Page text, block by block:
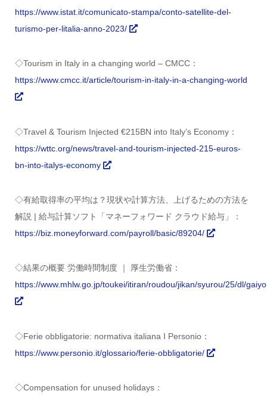
https://www.istat.it/comunicato-stampa/conto-satellite-del-
turismo-per-litalia-anno-2023/
◇Tourism in Italy in a changing world – CMCC：
https://www.cmcc.it/article/tourism-in-italy-in-a-changing-world
◇Travel & Tourism Injected €215BN into Italy’s Economy：
https://wttc.org/news/travel-and-tourism-injected-215-euros-
bn-into-italys-economy
◇有給取得率の平均は？現状や計算方法、上げるための方法を
解説 | 給与計算ソフト「マネーフォワード クラウド給与」：
https://biz.moneyforward.com/payroll/basic/89204/
◇結果の概要 労働時間制度 ｜ 厚生労働省：
https://www.mhlw.go.jp/toukei/itiran/roudou/jikan/syurou/25/dl/
◇Ferie obbligatorie: normativa italiana I Personio：
https://www.personio.it/glossario/ferie-obbligatorie/
◇Compensation for unused holidays：